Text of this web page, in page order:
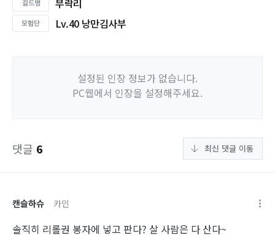
부락리
Lv.40 낭만김사부
설정된 인장 정보가 없습니다.
PC웹에서 인장을 설정해주세요.
댓글 6 최신 댓글 이동
캔슬하슈 카인
솔직히 리롤권 봉자에 넣고 판다? 살 사람은 다 산다~